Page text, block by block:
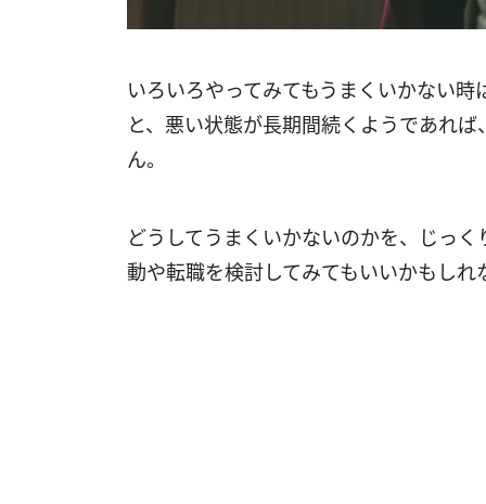
いろいろやってみてもうまくいかない
と、悪い状態が長期間続くようであれ
ん。
どうしてうまくいかないのかを、じっ
動や転職を検討してみてもいいかもしれ